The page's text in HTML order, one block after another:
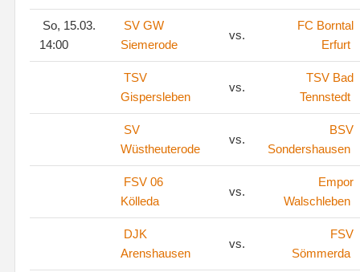
So, 15.03.
14:00
SV GW
Siemerode
vs.
FC Borntal
Erfurt
TSV
Gispersleben
vs.
TSV Bad
Tennstedt
SV
Wüstheuterode
vs.
BSV
Sondershausen
FSV 06
Kölleda
vs.
Empor
Walschleben
DJK
Arenshausen
vs.
FSV
Sömmerda